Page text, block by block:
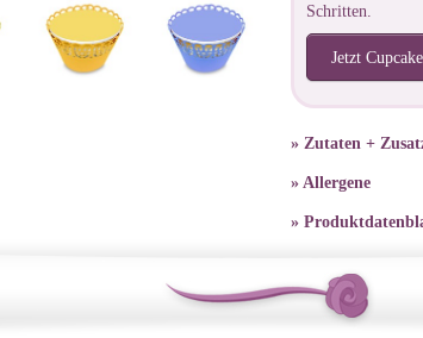
Schritten.
Jetzt
» Zutaten +
» Allergene
»